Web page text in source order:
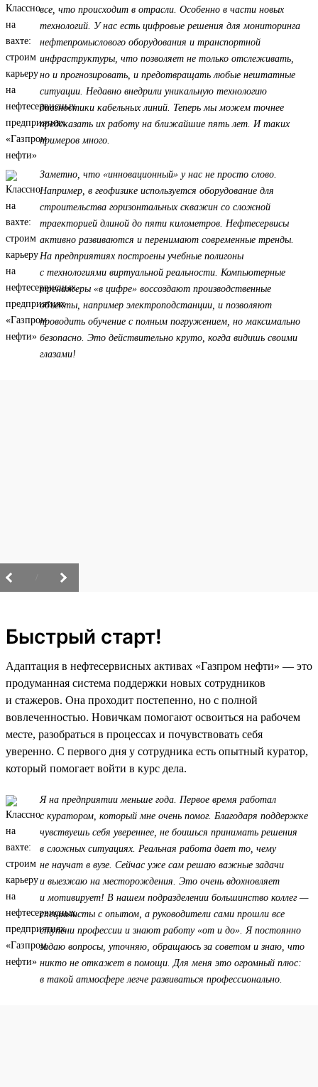
все, что происходит в отрасли. Особенно в части новых
технологий. У нас есть цифровые решения для мониторинга
нефтепромыслового оборудования и транспортной
инфраструктуры, что позволяет не только отслеживать,
но и прогнозировать, и предотвращать любые нештатные
ситуации. Недавно внедрили уникальную технологию
диагностики кабельных линий. Теперь мы можем точнее
предсказать их работу на ближайшие пять лет. И таких
примеров много.
Заметно, что «инновационный» у нас не просто слово.
Например, в геофизике используется оборудование для
строительства горизонтальных скважин со сложной
траекторией длиной до пяти километров. Нефтесервисы
активно развиваются и перенимают современные тренды.
На предприятиях построены учебные полигоны
с технологиями виртуальной реальности. Компьютерные
тренажеры «в цифре» воссоздают производственные
объекты, например электроподстанции, и позволяют
проводить обучение с полным погружением, но максимально
безопасно. Это действительно круто, когда видишь своими
глазами!
Быстрый старт!
Адаптация в нефтесервисных активах «Газпром нефти» — это
продуманная система поддержки новых сотрудников
и стажеров. Она проходит постепенно, но с полной
вовлеченностью. Новичкам помогают освоиться на рабочем
месте, разобраться в процессах и почувствовать себя
уверенно. С первого дня у сотрудника есть опытный куратор,
который помогает войти в курс дела.
Я на предприятии меньше года. Первое время работал
с куратором, который мне очень помог. Благодаря поддержке
чувствуешь себя увереннее, не боишься принимать решения
в сложных ситуациях. Реальная работа дает то, чему
не научат в вузе. Сейчас уже сам решаю важные задачи
и выезжаю на месторождения. Это очень вдохновляет
и мотивирует! В нашем подразделении большинство коллег —
специалисты с опытом, а руководители сами прошли все
ступени профессии и знают работу «от и до». Я постоянно
задаю вопросы, уточняю, обращаюсь за советом и знаю, что
никто не откажет в помощи. Для меня это огромный плюс:
в такой атмосфере легче развиваться профессионально.